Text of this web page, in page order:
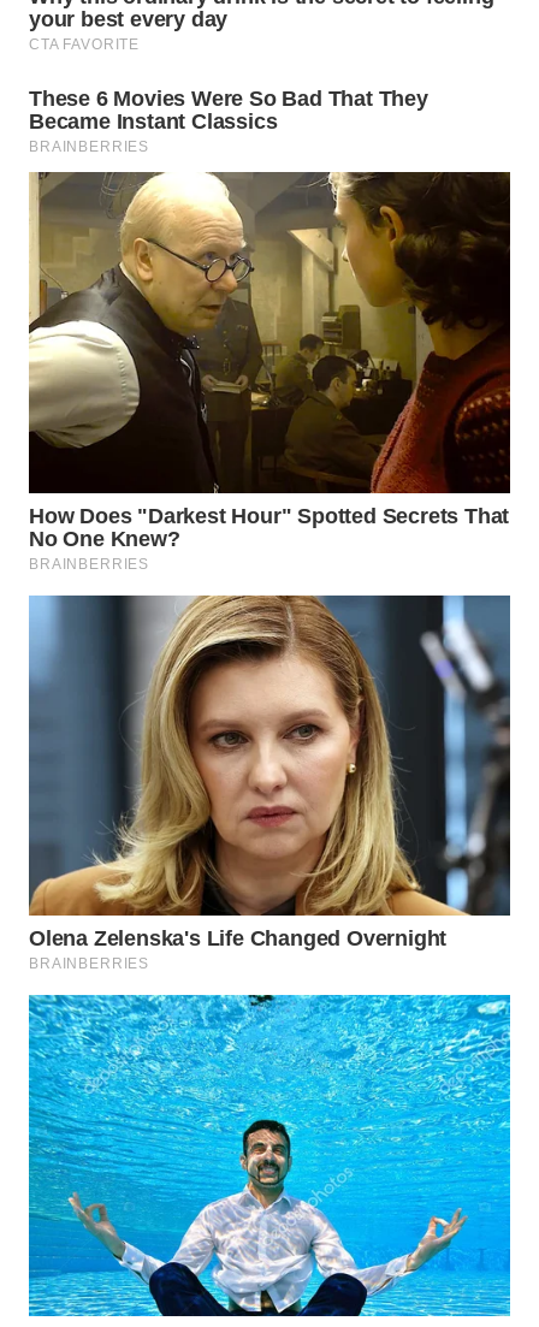
WN
KALTARA
WN
KALSEL
KALTIM
WN
SULSEL
WN
GORONTALO
SULUT
WN
DANAU
TOBA
WN
NIAS
WN
LANGKAT
WN
TAPANULI
SELATAN
WN
TANJUNG
LESUNG